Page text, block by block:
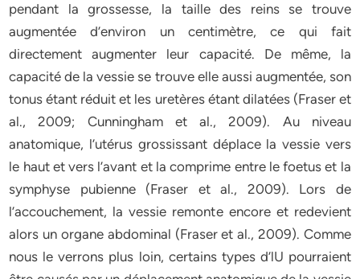
pendant la grossesse, la taille des reins se trouve
augmentée d’environ un centimètre, ce qui fait
directement augmenter leur capacité. De même, la
capacité de la vessie se trouve elle aussi augmentée, son
tonus étant réduit et les uretères étant dilatées (Fraser et
al., 2009; Cunningham et al., 2009). Au niveau
anatomique, l’utérus grossissant déplace la vessie vers
le haut et vers l’avant et la comprime entre le foetus et la
symphyse pubienne (Fraser et al., 2009). Lors de
l’accouchement, la vessie remonte encore et redevient
alors un organe abdominal (Fraser et al., 2009). Comme
nous le verrons plus loin, certains types d’lU pourraient